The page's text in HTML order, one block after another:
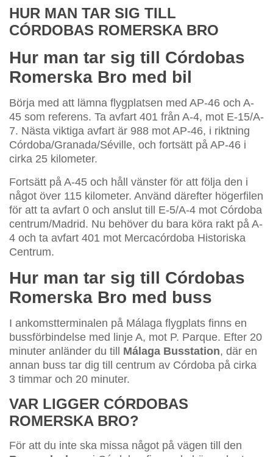
HUR MAN TAR SIG TILL
CÓRDOBAS ROMERSKA BRO
Hur man tar sig till Córdobas
Romerska Bro med bil
Börja med att lämna flygplatsen med AP-46 och A-
45 som referens. Ta avfart 401 från A-4, mot E-15/A-
7. Nästa viktiga avfart är 988 mot AP-46, i riktning
Córdoba/Granada/Séville, och fortsätt på AP-46 i
cirka 25 kilometer.
Fortsätt på A-45 och håll vänster för att följa den i
något över 115 kilometer. Använd därefter högerfilen
för att ta avfart 0 och anslut till E-5/A-4 mot Córdoba
centrum/Madrid. Nu behöver du bara köra rakt på A-
4 och ta avfart 401 mot Mercacórdoba Historiska
Centrum.
Hur man tar sig till Córdobas
Romerska Bro med buss
I ankomstterminalen på Málaga flygplats finns en
bussförbindelse med linje A, mot P. Parque. Efter 20
minuter anländer du till Málaga Busstation, där en
annan buss tar dig till centrum av Córdoba på cirka
3 timmar och 20 minuter.
VAR LIGGER CÓRDOBAS
ROMERSKA BRO?
För att du inte ska missa något på vägen till den